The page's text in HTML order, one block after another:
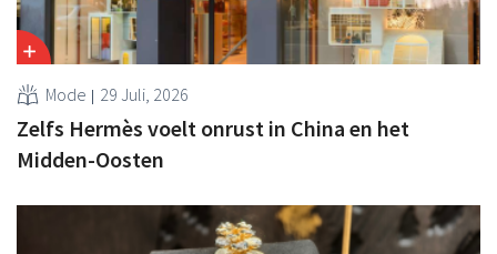
Mode 29 Juli, 2026
Zelfs Hermès voelt onrust in China en het
Midden-Oosten